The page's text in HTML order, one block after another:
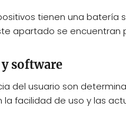
tienen una batería
apartado se
software
del usuario son
facilidad de uso y las